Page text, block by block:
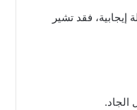
فقد تشير
الجاد.